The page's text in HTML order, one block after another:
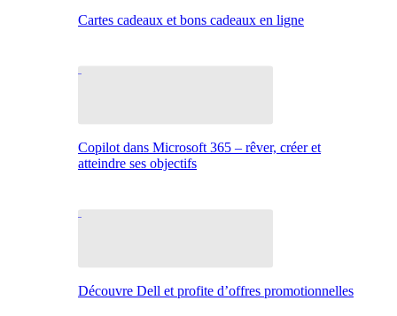
Cartes cadeaux et bons cadeaux en ligne
Copilot dans Microsoft 365 – rêver, créer et
atteindre ses objectifs
Découvre Dell et profite d’offres promotionnelles